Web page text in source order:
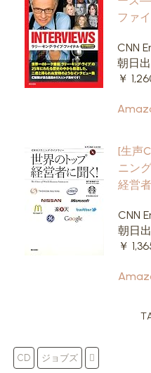
ファ
CNN
朝日
￥
[生声
ニン
経営
CNN
朝日
￥
CD ジョブズ 